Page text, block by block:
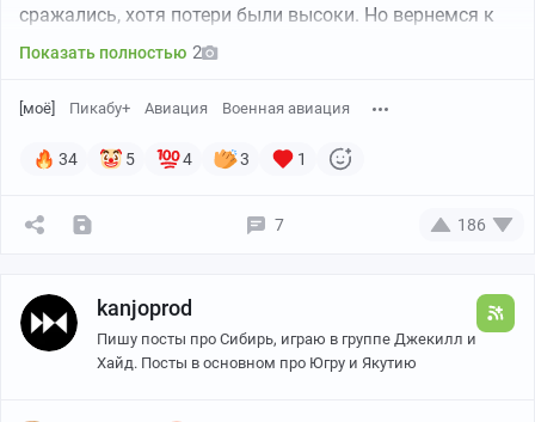
сражались, хотя потери были высоки. Но вернемся к
теме. 25 июня 1941 года немецкие истребители
Вильнюса. Наша разведка фиксирует прибытие 109-х
аэродром предстоит разбомбить, точнее попробовать,
много в целом, тем не менее попытка не пытка.
Показать полностью 2
[моё] Пикабу+ Авиация Военная авиация
34 5 4 3 1
7 186
kanjoprod
Пишу посты про Сибирь, играю в группе Джекилл и
Хайд. Посты в основном про Югру и Якутию